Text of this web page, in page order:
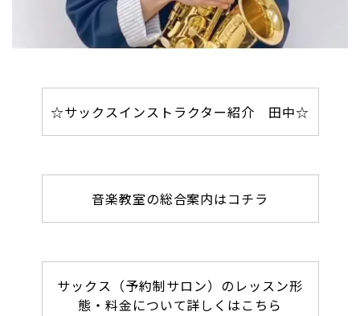
☆サックスインストラクター紹介 田中☆
音楽教室の総合案内はコチラ
サックス（予約制サロン）のレッスン形
態・料金について詳しくはこちら